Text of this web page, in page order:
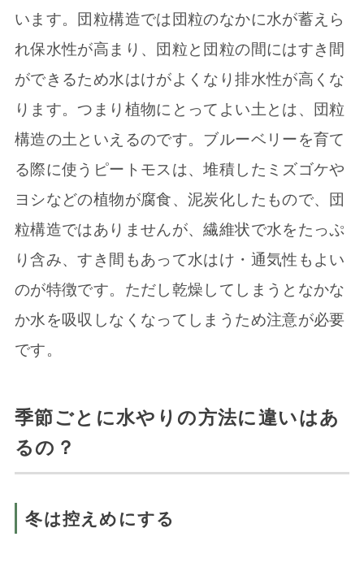
います。団粒構造では団粒のなかに水が蓄えら
れ保水性が高まり、団粒と団粒の間にはすき間
ができるため水はけがよくなり排水性が高くな
ります。つまり植物にとってよい土とは、団粒
構造の土といえるのです。ブルーベリーを育て
る際に使うピートモスは、堆積したミズゴケや
ヨシなどの植物が腐食、泥炭化したもので、団
粒構造ではありませんが、繊維状で水をたっぷ
り含み、すき間もあって水はけ・通気性もよい
のが特徴です。ただし乾燥してしまうとなかな
か水を吸収しなくなってしまうため注意が必要
です。
季節ごとに水やりの方法に違いはあ
るの？
冬は控えめにする